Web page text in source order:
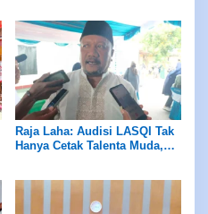
Raja Laha: Audisi LASQI Tak
Hanya Cetak Talenta Muda,